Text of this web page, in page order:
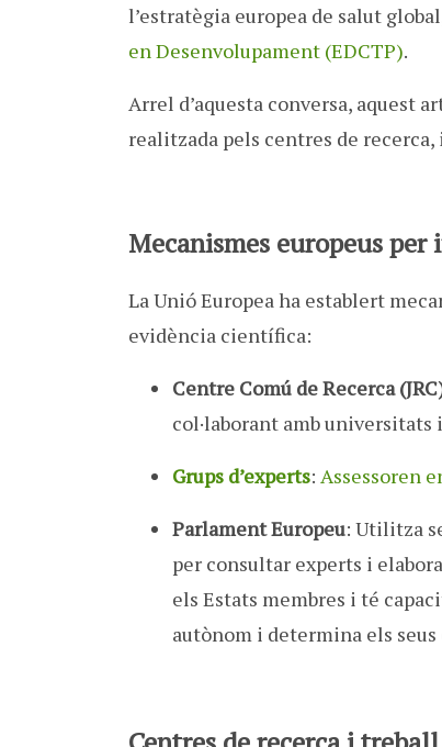
l’estratègia europea de salut
en Desenvolupament (EDCTP).
Arrel d’aquesta conversa, aquest
realitzada pels centres de
Mecanismes europeus
La Unió Europea ha establert
evidència científica:
Centre Comú de Recerca
col·laborant amb universitats
Grups d’experts: Assessoren
Parlament Europeu: Utilitza
per consultar experts i
els Estats membres i té
autònom i determina els seus